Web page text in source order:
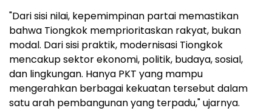
"Dari sisi nilai, kepemimpinan partai memastikan
bahwa Tiongkok memprioritaskan rakyat, bukan
modal. Dari sisi praktik, modernisasi Tiongkok
mencakup sektor ekonomi, politik, budaya, sosial,
dan lingkungan. Hanya PKT yang mampu
mengerahkan berbagai kekuatan tersebut dalam
satu arah pembangunan yang terpadu," ujarnya.